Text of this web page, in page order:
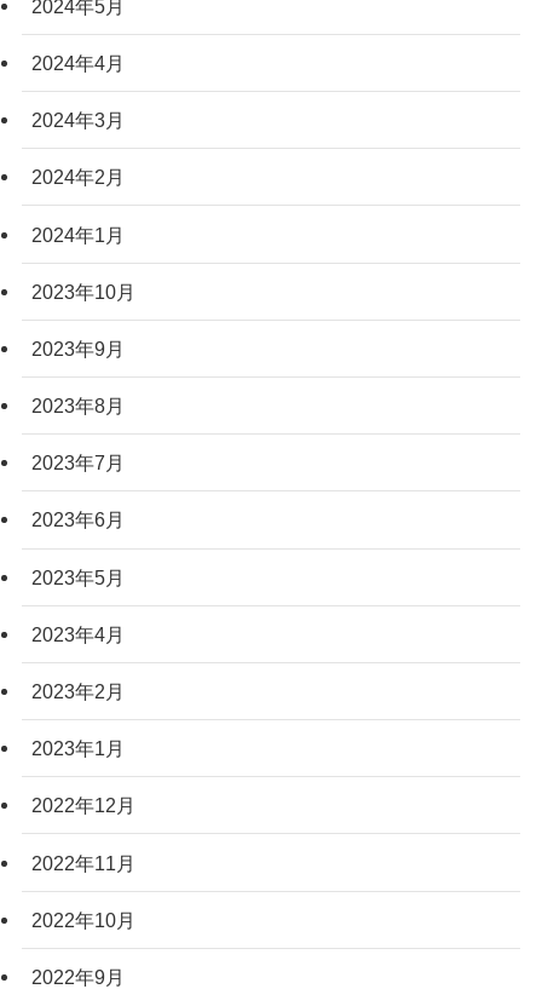
2024年5月
2024年4月
2024年3月
2024年2月
2024年1月
2023年10月
2023年9月
2023年8月
2023年7月
2023年6月
2023年5月
2023年4月
2023年2月
2023年1月
2022年12月
2022年11月
2022年10月
2022年9月